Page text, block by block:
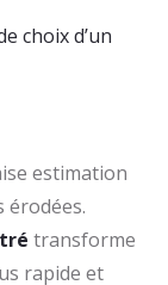
choix d’un
estimation
érodées.
transforme
rapide et